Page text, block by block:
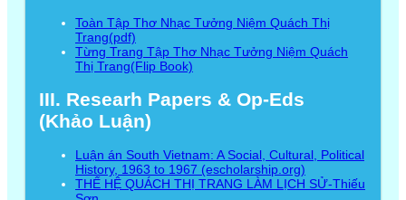
Toàn Tập Thơ Nhạc Tưởng Niệm Quách Thị
Trang(pdf)
Từng Trang Tập Thơ Nhạc Tưởng Niệm Quách
Thị Trang(Flip Book)
III. Researh Papers & Op-Eds
(Khảo Luận)
Luận án South Vietnam: A Social, Cultural, Political
History, 1963 to 1967 (escholarship.org)
THẾ HỆ QUÁCH THỊ TRANG LÀM LỊCH SỬ-Thiếu